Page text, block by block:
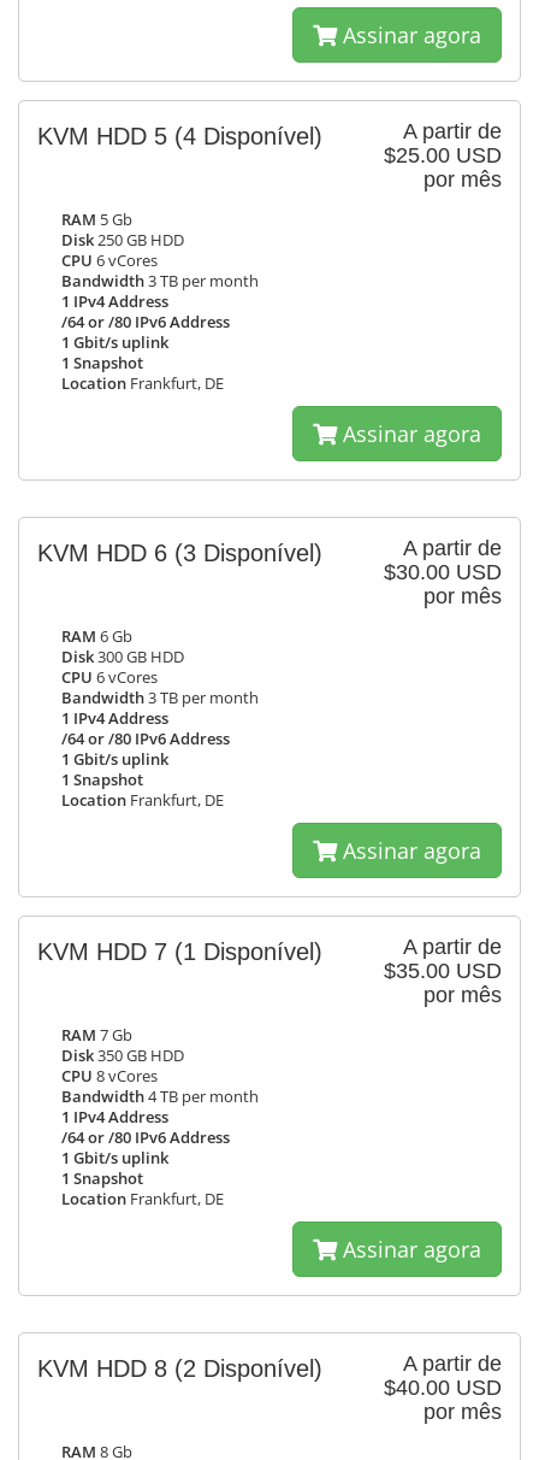
Assinar agora
A partir de
$25.00 USD
por mês
KVM HDD 5 (4 Disponível)
RAM 5 Gb
Disk250 GB HDD
CPU 6 vCores
Bandwidth3 TB per month
1 IPv4 Address
/64 or /80 IPv6 Address
1 Gbit/s uplink
1 Snapshot
Location Frankfurt, DE
Assinar agora
A partir de
$30.00 USD
por mês
KVM HDD 6 (3 Disponível)
RAM 6 Gb
Disk300 GB HDD
CPU 6 vCores
Bandwidth3 TB per month
1 IPv4 Address
/64 or /80 IPv6 Address
1 Gbit/s uplink
1 Snapshot
Location Frankfurt, DE
Assinar agora
A partir de
$35.00 USD
por mês
KVM HDD 7 (1 Disponível)
RAM 7 Gb
Disk350 GB HDD
CPU 8 vCores
Bandwidth4 TB per month
1 IPv4 Address
/64 or /80 IPv6 Address
1 Gbit/s uplink
1 Snapshot
Location Frankfurt, DE
Assinar agora
A partir de
$40.00 USD
por mês
KVM HDD 8 (2 Disponível)
RAM 8 Gb